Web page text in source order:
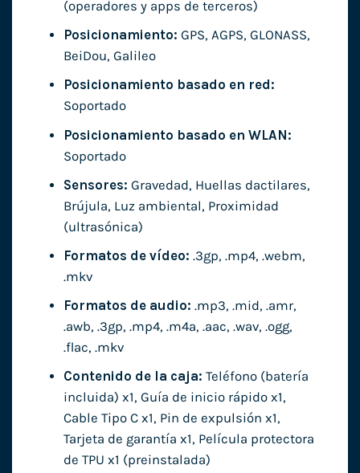
(operadores y apps de terceros)
Posicionamiento: GPS, AGPS, GLONASS,
BeiDou, Galileo
Posicionamiento basado en red:
Soportado
Posicionamiento basado en WLAN:
Soportado
Sensores: Gravedad, Huellas dactilares,
Brújula, Luz ambiental, Proximidad
(ultrasónica)
Formatos de vídeo: .3gp, .mp4, .webm,
.mkv
Formatos de audio: .mp3, .mid, .amr,
.awb, .3gp, .mp4, .m4a, .aac, .wav, .ogg,
.flac, .mkv
Contenido de la caja: Teléfono (batería
incluida) x1, Guía de inicio rápido x1,
Cable Tipo C x1, Pin de expulsión x1,
Tarjeta de garantía x1, Película protectora
de TPU x1 (preinstalada)